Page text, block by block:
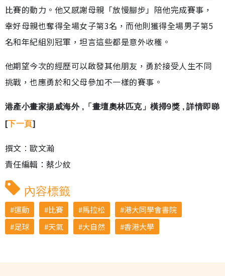
比賽的動力。他又感謝母親「放慢腳步」陪他完成賽事，
幸好母親也奪得全場女子第3名，而他則獲得全場男子第5
名和年紀組別冠軍，坦言這些都是意外收穫。
他期望今次的經歷可以啟發其他朋友，勇於接受人生不同
挑戰，也應勇於和父母參加不一樣的賽事。
港產小畫家揚威海外 ,「畫壇奧林匹克」橫掃9獎 , 詳情即睇
[下一頁]
撰文︰歐文瀚
責任編輯：蔡少紋
內容標籤
運動 比賽 馬拉松
港大同學會書院
足球
天氣 大自然 香港大學